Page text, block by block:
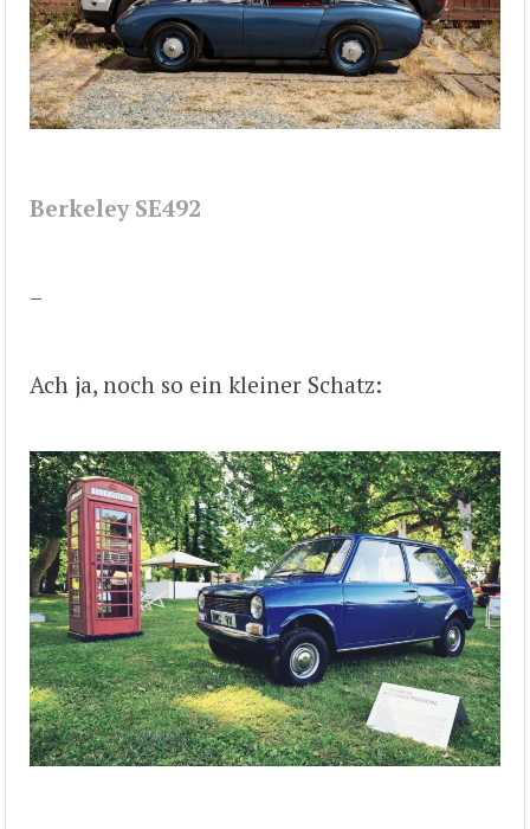
Berkeley SE492
–
Ach ja, noch so ein kleiner Schatz: